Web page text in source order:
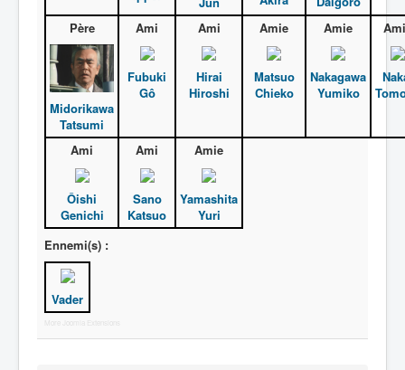
G
H
J
K
N
Père
Midorikawa
Tatsumi
Ami
Fubuki
Gô
Ami
Hirai
Hiroshi
Amie
Matsuo
Chieko
Amie
Nakagawa
Yumiko
Ami
Ôishi
Genichi
Ami
Sano
Katsuo
Amie
Yamashita
Yuri
Ennemi(s) :
Vader
More Joomla Extensions